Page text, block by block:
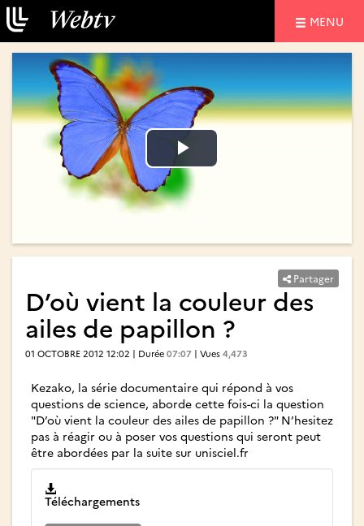
MENU
Lire
la
vidéo
Lire
la
vidéo
Partager
D’où vient la couleur des
ailes de papillon ?
01 OCTOBRE 2012 12:02 | Durée 07:07 | Vues 4,473
Kezako, la série documentaire qui répond à vos
questions de science, aborde cette fois-ci la question
"D’où vient la couleur des ailes de papillon ?" N’hesitez
pas à réagir ou à poser vos questions qui seront peut
être abordées par la suite sur unisciel.fr
Téléchargements